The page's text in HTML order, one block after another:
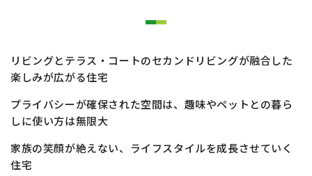
リビングとテラス・コートのセカンドリビングが融合した
楽しみが広がる住宅
プライバシーが確保された空間は、 趣味やペットとの暮ら
しに使い方は無限大
家族の笑顔が絶えない、ライフスタイルを成長させていく
住宅